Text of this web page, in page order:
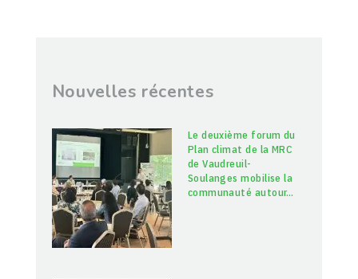
Nouvelles récentes
Le deuxième forum du
Plan climat de la MRC
de Vaudreuil-
Soulanges mobilise la
communauté autour…